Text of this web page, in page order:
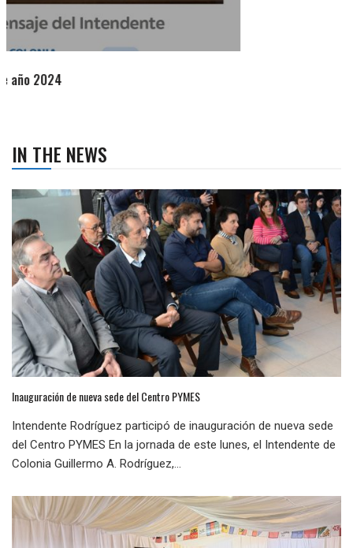
IN THE NEWS
Inauguración de nueva sede del Centro PYMES
Intendente Rodríguez participó de inauguración de nueva sede
del Centro PYMES En la jornada de este lunes, el Intendente de
Colonia Guillermo A. Rodríguez,...